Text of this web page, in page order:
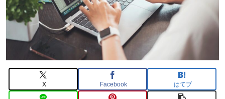
X Facebook はてブ